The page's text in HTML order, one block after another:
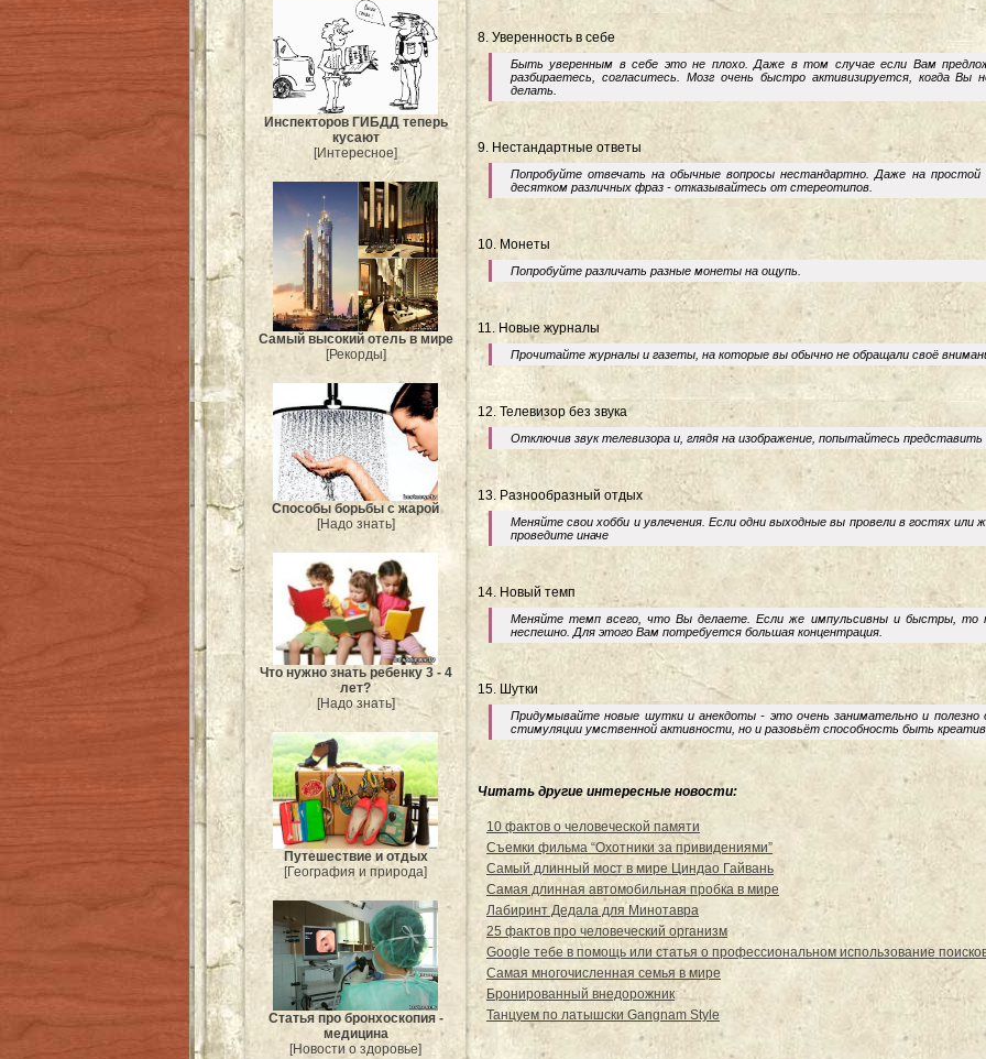
Инспекторов ГИБДД теперь
кусают
[Интересное]
Самый высокий отель в мире
[Рекорды]
Способы борьбы с жарой
[Надо знать]
Что нужно знать ребенку 3 - 4
лет?
[Надо знать]
Путешествие и отдых
[География и природа]
Статья про бронхоскопия -
медицина
[Новости о здоровье]
8. Уверенность в себе
Быть уверенным в себе это не плохо. Даже в том случае если Вам
разбираетесь, согласитесь. Мозг очень быстро активизируется, когда
делать.
9. Нестандартные ответы
Попробуйте отвечать на обычные вопросы нестандартно. Даже на
десятком различных фраз - отказывайтесь от стереотипов.
10. Монеты
Попробуйте различать разные монеты на ощупь.
11. Новые журналы
Прочитайте журналы и газеты, на которые вы обычно не обращали своё
12. Телевизор без звука
Отключив звук телевизора и, глядя на изображение, попытайтесь представить
13. Разнообразный отдых
Меняйте свои хобби и увлечения. Если одни выходные вы провели в гостях или
проведите иначе
14. Новый темп
Меняйте темп всего, что Вы делаете. Если же импульсивны и быстры, то
неспешно. Для этого Вам потребуется большая концентрация.
15. Шутки
Придумывайте новые шутки и анекдоты - это очень занимательно и
стимуляции умственной активности, но и разовьёт способность быть
Читать другие интересные новости:
10 фактов о человеческой памяти
Съемки фильма “Охотники за привидениями”
Самый длинный мост в мире Циндао Гайвань
Самая длинная автомобильная пробка в мире
Лабиринт Дедала для Минотавра
25 фактов про человеческий организм
Google тебе в помощь или статья о профессиональном использование
Самая многочисленная семья в мире
Бронированный внедорожник
Танцуем по латышски Gangnam Style